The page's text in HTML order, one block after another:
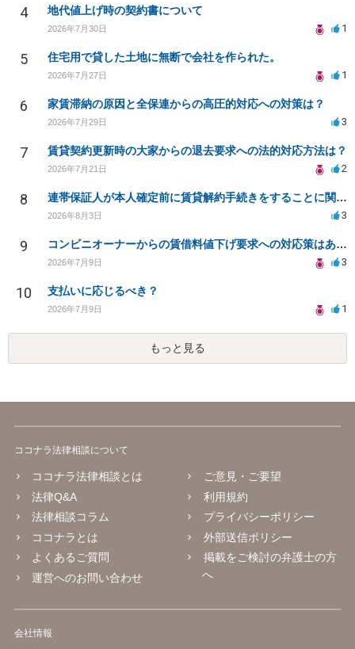
4 地代値上げ時の契約書について
2026年7月30日 1
5 住宅用で貸した土地に無断で会社を作られた。
2026年7月27日 1
6 家賃滞納の原因と全保連からの高圧的対応への対策は？
2026年7月29日 3
7 賃貸契約更新時の大家からの退去要求への法的対応方法は？
2026年7月21日 2
8 連帯保証人が本人確定前に賃貸解約手続きをすることに関して
2026年8月3日 3
9 コンビニオーナーからの賃借料値下げ要求への対応策はありますか
2026年7月9日 3
10 支払いに応じるべき？
2026年7月9日 1
もっと見る
ココナラ法律相談について
ココナラ法律相談とは
法律Q&A
法律相談コラム
ココナラとは
よくあるご質問
運営へのお問い合わせ
ご意見・ご要望
利用規約
プライバシーポリシー
外部送信ポリシー
掲載をご検討の弁護士の方
へ
会社情報